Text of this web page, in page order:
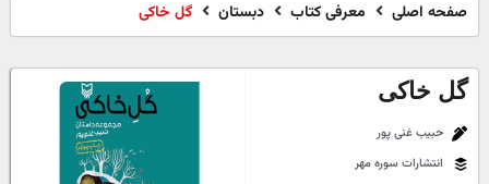
صفحه اصلی معرفی کتاب دبستان گل خاکی
گل خاکی
حبیب غنی پور
انتشارات سوره مهر